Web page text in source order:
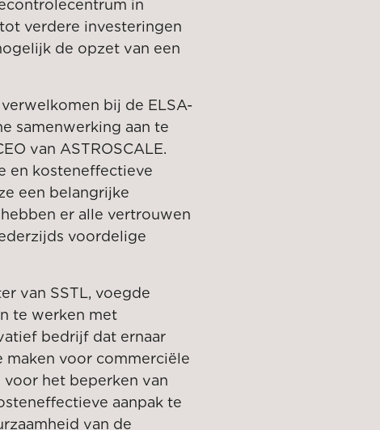
in
verdere investeringen
de opzet van een
bij de ELSA-
samenwerking aan te
van ASTROSCALE.
en kosteneffectieve
een belangrijke
er alle vertrouwen
voordelige
van SSTL, voegde
te werken met
bedrijf dat ernaar
voor commerciële
het beperken van
aanpak te
van de